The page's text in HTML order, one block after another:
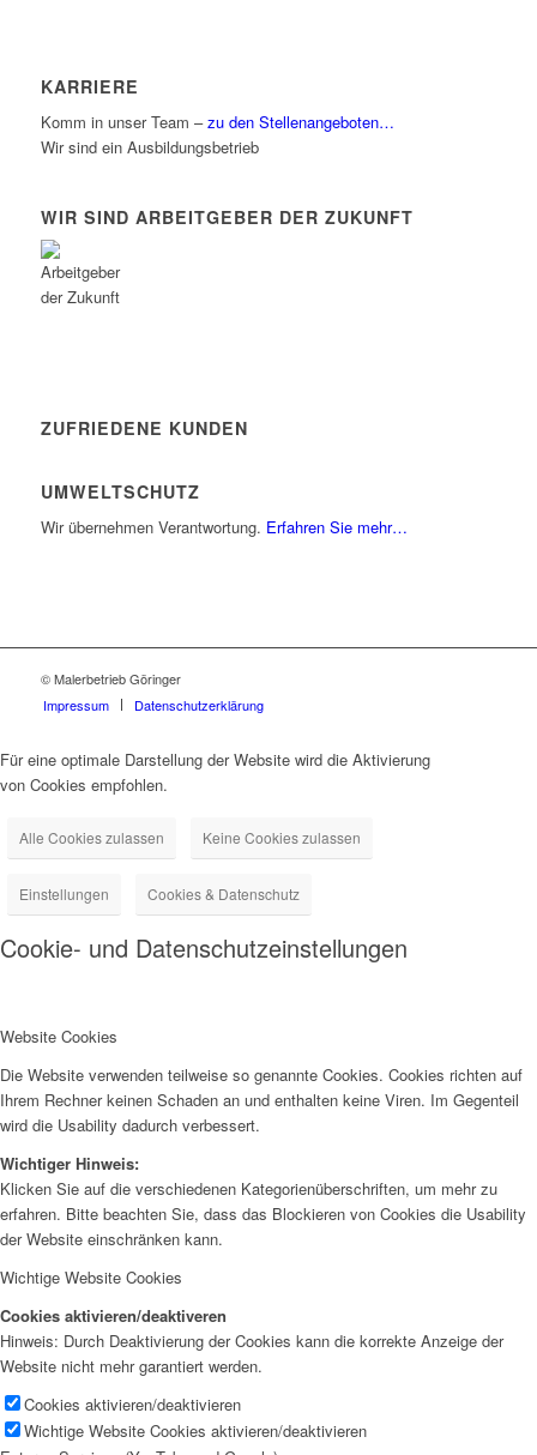
KARRIERE
Komm in unser Team –zu den Stellenangeboten…
Wir sind ein Ausbildungsbetrieb
WIR SIND ARBEITGEBER DER ZUKUNFT
ZUFRIEDENE KUNDEN
UMWELTSCHUTZ
Wir übernehmen Verantwortung. Erfahren Sie mehr…
© Malerbetrieb Göringer
Impressum
Datenschutzerklärung
Für eine optimale Darstellung der Website wird die Aktivierung
von Cookies empfohlen.
Alle Cookies zulassen Keine Cookies zulassen
Einstellungen Cookies & Datenschutz
Cookie- und Datenschutzeinstellungen
Website Cookies
Die Website verwenden teilweise so genannte Cookies. Cookies richten auf
Ihrem Rechner keinen Schaden an und enthalten keine Viren. Im Gegenteil
wird die Usability dadurch verbessert.
Wichtiger Hinweis:
Klicken Sie auf die verschiedenen Kategorienüberschriften, um mehr zu
erfahren. Bitte beachten Sie, dass das Blockieren von Cookies die Usability
der Website einschränken kann.
Wichtige Website Cookies
Cookies aktivieren/deaktiveren
Hinweis: Durch Deaktivierung der Cookies kann die korrekte Anzeige der
Website nicht mehr garantiert werden.
Cookies aktivieren/deaktivieren
Wichtige Website Cookies aktivieren/deaktivieren